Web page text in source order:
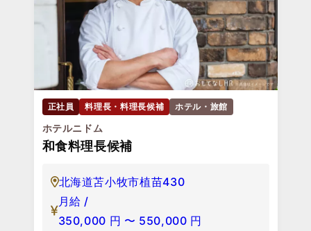
正社員 料理長・料理長候補 ホテル・旅館
ホテルニドム
和食料理長候補
北海道苫小牧市植苗430
月給 /
350,000 円 〜 550,000 円